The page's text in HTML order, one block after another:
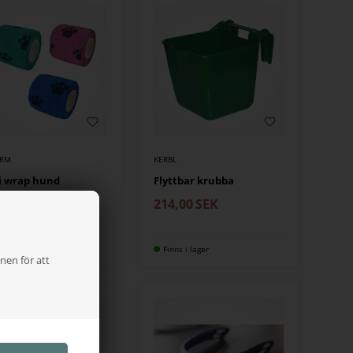
för att
wrap hund
KERBL
Flyttbar krubba
214,00 SEK
Finns i lager